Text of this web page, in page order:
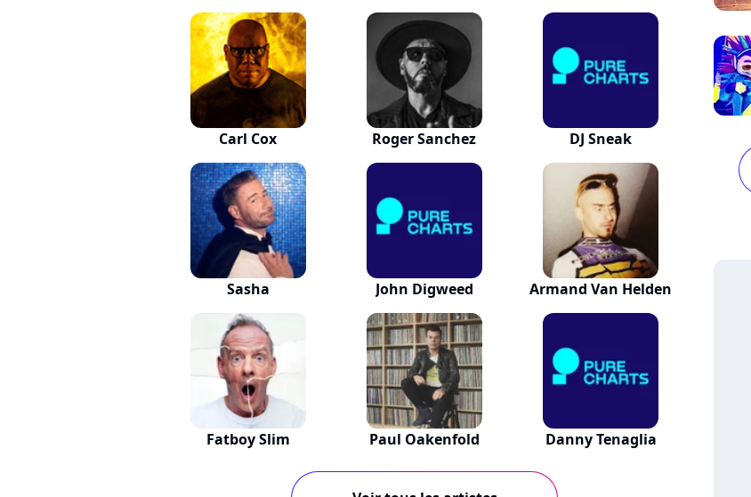
Carl Cox Roger Sanchez DJ Sneak
Sasha John Digweed Armand Van Helden
Fatboy Slim Paul Oakenfold Danny Tenaglia